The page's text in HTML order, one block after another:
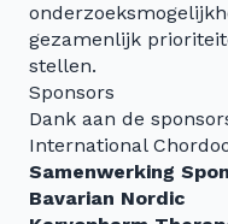
gezamenlijk
stellen.
Sponsors
Dank aan de
International
Samenwerking
Bavarian Nordic